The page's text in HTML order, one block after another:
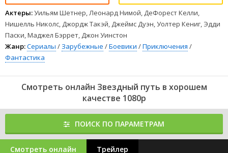
Актеры:Уильям Шетнер, Леонард Нимой, ДеФорест Келли,
Нишелль Николс, Джордж Такэй, Джеймс Дуэн, Уолтер Кениг, Эдди
Паски, Маджел Бэррет, Джон Уинстон
Жанр:Сериалы / Зарубежные /Боевики /Приключения /
Фантастика
Смотреть онлайн Звездный путь в хорошем
качестве 1080p
ПОИСК ПО ПАРАМЕТРАМ
Смотреть онлайн Трейлер